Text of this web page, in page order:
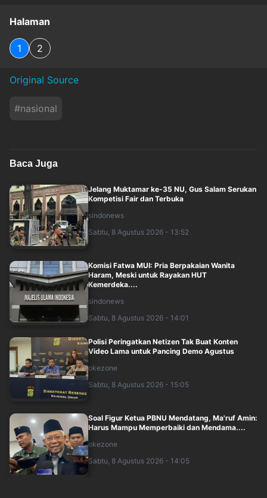
Halaman
1 2
Original Source
#nasional
Baca Juga
Jelang Muktamar ke-35 NU, Gus Salam Serukan
Kompetisi Fair dan Terbuka
sindonews
Sabtu, 8 Agustus 2026 - 13:52
Komisi Fatwa MUI: Pria Berpakaian Wanita
Haram, Meski untuk Rayakan HUT
Kemerdeka....
sindonews
Sabtu, 8 Agustus 2026 - 14:01
Polisi Peringatkan Netizen Tak Buat Konten
Video Lama untuk Pancing Demo Agustus
okezone
Sabtu, 8 Agustus 2026 - 15:05
Soal Figur Ketua PBNU Mendatang, Ma'ruf Amin:
Harus Mampu Memperbaiki dan Mendama....
okezone
Sabtu, 8 Agustus 2026 - 14:05